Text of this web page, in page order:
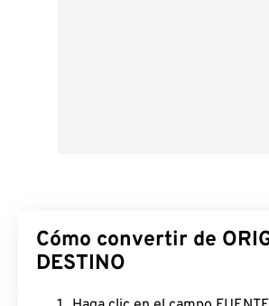
Cómo convertir de
DESTINO